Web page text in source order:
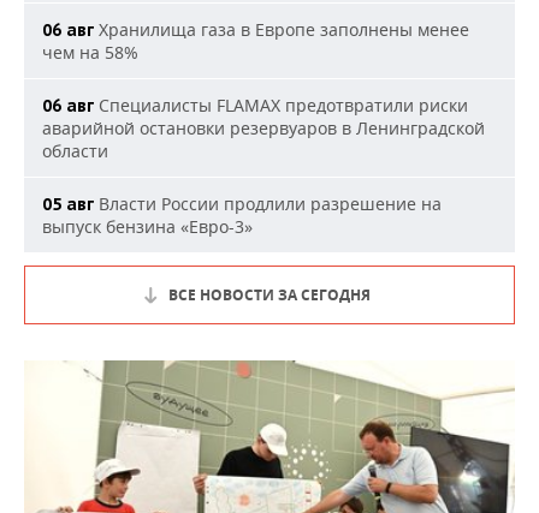
06 авг Хранилища газа в Европе заполнены менее
чем на 58%
06 авг Специалисты FLAMAX предотвратили риски
аварийной остановки резервуаров в Ленинградской
области
05 авг Власти России продлили разрешение на
выпуск бензина «Евро-3»
ВСЕ НОВОСТИ ЗА СЕГОДНЯ